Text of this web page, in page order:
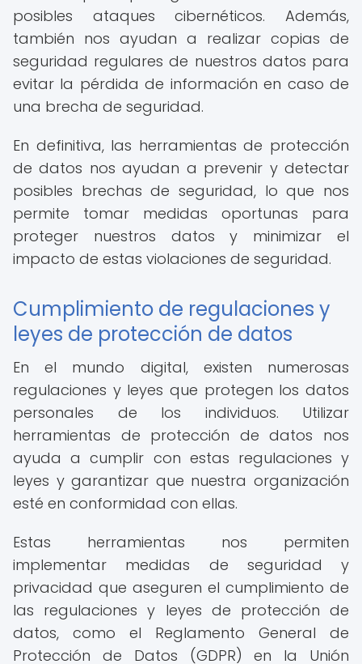
posibles ataques cibernéticos. Además,
también nos ayudan a realizar copias de
seguridad regulares de nuestros datos para
evitar la pérdida de información en caso de
una brecha de seguridad.
En definitiva, las herramientas de protección
de datos nos ayudan a prevenir y detectar
posibles brechas de seguridad, lo que nos
permite tomar medidas oportunas para
proteger nuestros datos y minimizar el
impacto de estas violaciones de seguridad.
Cumplimiento de regulaciones y
leyes de protección de datos
En el mundo digital, existen numerosas
regulaciones y leyes que protegen los datos
personales de los individuos. Utilizar
herramientas de protección de datos nos
ayuda a cumplir con estas regulaciones y
leyes y garantizar que nuestra organización
esté en conformidad con ellas.
Estas herramientas nos permiten
implementar medidas de seguridad y
privacidad que aseguren el cumplimiento de
las regulaciones y leyes de protección de
datos, como el Reglamento General de
Protección de Datos (GDPR) en la Unión